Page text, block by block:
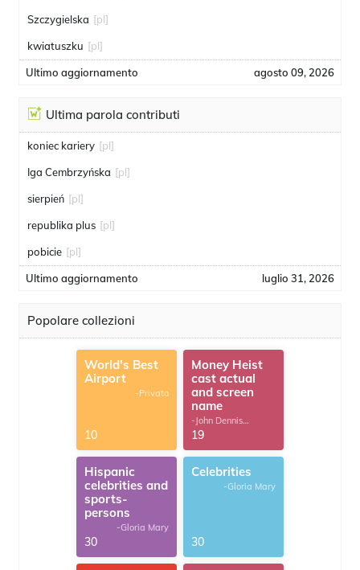
Szczygielska [pl]
kwiatuszku [pl]
Ultimo aggiornamento agosto 09, 2026
Ultima parola contributi
koniec kariery [pl]
Iga Cembrzyńska [pl]
sierpień [pl]
republika plus [pl]
pobicie [pl]
Ultimo aggiornamento luglio 31, 2026
Popolare collezioni
World's Best
Airport
-Privato
10
Money Heist
cast actual
and screen
name
-John Dennis
G.Thomas
19
Hispanic
celebrities and
sports-
persons
-Gloria Mary
30
Celebrities
-Gloria Mary
30